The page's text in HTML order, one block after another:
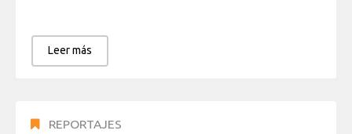
Leer más
REPORTAJES